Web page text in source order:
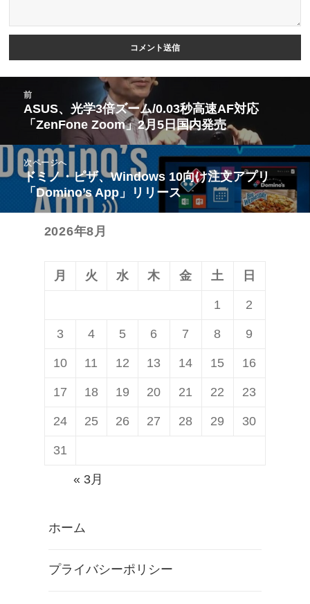
ビ
前
前
の
投
稿:
ASUS、光学3倍ズーム/0.03秒高速AF対応
「ZenFone Zoom」2月5日国内発売
次ページへ
次
の
ドミノ・ピザ、Windows 10向け注文アプリ
「Domino’s App」リリース
2026年8月
月 火 水 木 金 土 日
1 2
3 4 5 6 7 8 9
10 11 12 13 14 15 16
17 18 19 20 21 22 23
24 25 26 27 28 29 30
31
« 3月
ホーム
プライバシーポリシー